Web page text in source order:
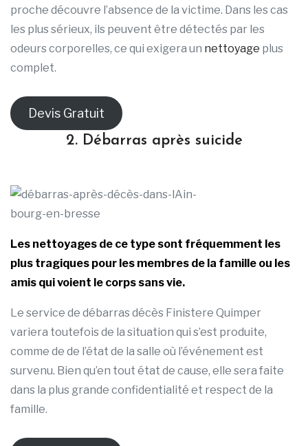
proche découvre l’absence de la victime. Dans les cas
les plus sérieux, ils peuvent être détectés par les
odeurs corporelles, ce qui exigera un nettoyage plus
complet.
Devis Gratuit
2. Débarras après suicide
Les nettoyages de ce type sont fréquemment les
plus tragiques pour les membres de la famille ou les
amis qui voient le corps sans vie.
Le service de débarras décès Finistere Quimper
variera toutefois de la situation qui s’est produite,
comme de de l’état de la salle où l’événement est
survenu. Bien qu’en tout état de cause, elle sera faite
dans la plus grande confidentialité et respect de la
famille.